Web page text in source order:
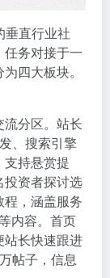
垂直行业社
务对接于一
四大板块。
分区。站长
、搜索引擎
持悬赏提
投资者探讨选
，涵盖服务
内容。首页
站长快速跟进
帖子，信息